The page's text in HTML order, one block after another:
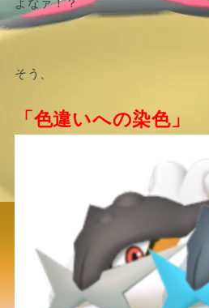
そう、
「色違いへの染色」